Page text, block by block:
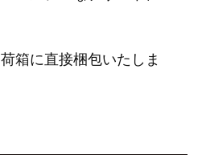
箱に直接梱包いたしま